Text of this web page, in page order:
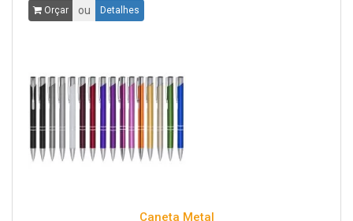
Orçar ou Detalhes
Caneta Metal